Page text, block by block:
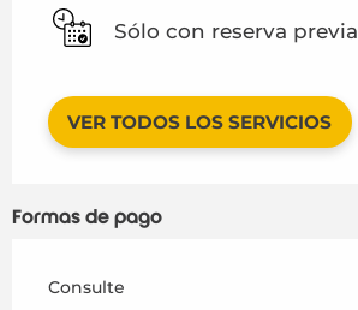
Sólo con reserva previa
VER TODOS LOS SERVICIOS
Formas de pago
Consulte